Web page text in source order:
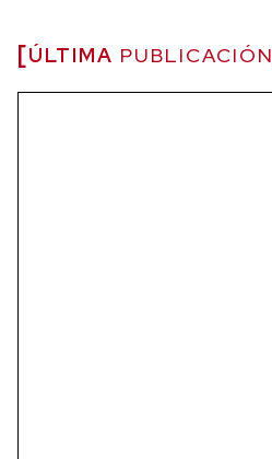
ÚLTIMA PUBLICACIÓN